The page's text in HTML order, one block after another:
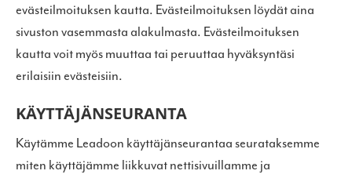
evästeilmoituksen kautta. Evästeilmoituksen löydät aina
sivuston vasemmasta alakulmasta. Evästeilmoituksen
kautta voit myös muuttaa tai peruuttaa hyväksyntäsi
erilaisiin evästeisiin.
KÄYTTÄJÄNSEURANTA
Käytämme Leadoon käyttäjänseurantaa seurataksemme
miten käyttäjämme liikkuvat nettisivuillamme ja